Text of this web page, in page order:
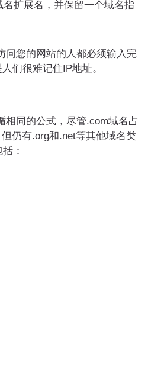
名扩展名，并保留一个域名指
您的网站的人都必须输入完
们很难记住IP地址。
同的公式，尽管.com域名占
仍有.org和.net等其他域名类
：